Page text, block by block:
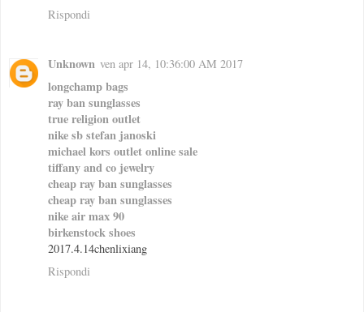
Rispondi
Unknown ven apr 14, 10:36:00 AM 2017
longchamp bags
ray ban sunglasses
true religion outlet
nike sb stefan janoski
michael kors outlet online sale
tiffany and co jewelry
cheap ray ban sunglasses
cheap ray ban sunglasses
nike air max 90
birkenstock shoes
2017.4.14chenlixiang
Rispondi